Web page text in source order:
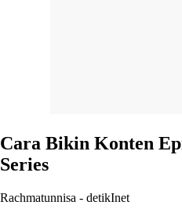
Cara Bikin Konten
Series
Rachmatunnisa - detikInet